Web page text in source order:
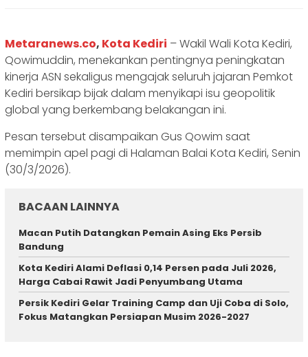
Metaranews.co, Kota Kediri – Wakil Wali Kota Kediri,
Qowimuddin, menekankan pentingnya peningkatan
kinerja ASN sekaligus mengajak seluruh jajaran Pemkot
Kediri bersikap bijak dalam menyikapi isu geopolitik
global yang berkembang belakangan ini.
Pesan tersebut disampaikan Gus Qowim saat
memimpin apel pagi di Halaman Balai Kota Kediri, Senin
(30/3/2026).
BACAAN LAINNYA
Macan Putih Datangkan Pemain Asing Eks Persib
Bandung
Kota Kediri Alami Deflasi 0,14 Persen pada Juli 2026,
Harga Cabai Rawit Jadi Penyumbang Utama
Persik Kediri Gelar Training Camp dan Uji Coba di Solo,
Fokus Matangkan Persiapan Musim 2026-2027